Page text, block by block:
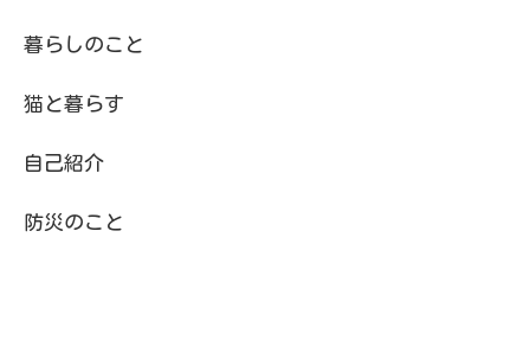
暮らしのこと
猫と暮らす
自己紹介
防災のこと